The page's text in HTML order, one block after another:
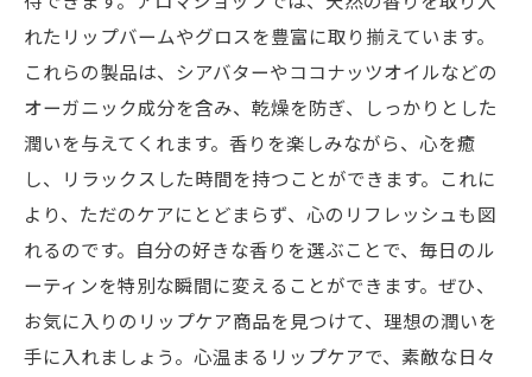
れたリップバームやグロスを豊富に取り揃えています。
これらの製品は、シアバターやココナッツオイルなどの
オーガニック成分を含み、乾燥を防ぎ、しっかりとした
潤いを与えてくれます。香りを楽しみながら、心を癒
し、リラックスした時間を持つことができます。これに
より、ただのケアにとどまらず、心のリフレッシュも図
れるのです。自分の好きな香りを選ぶことで、毎日のル
ーティンを特別な瞬間に変えることができます。ぜひ、
お気に入りのリップケア商品を見つけて、理想の潤いを
手に入れましょう。心温まるリップケアで、素敵な日々